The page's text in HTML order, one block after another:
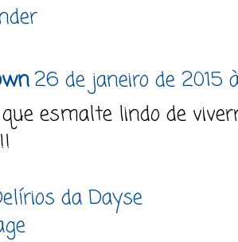
26 de janeiro de 2015
esmalte lindo de
da Dayse